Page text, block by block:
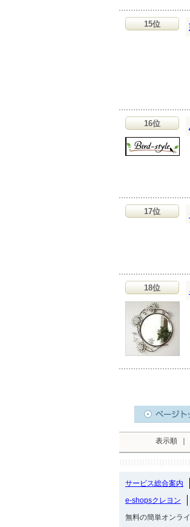
15位
16位
17位
18位
表示順
サービス総合案内
e-shopsクレヨン
無料の簡単オンラ